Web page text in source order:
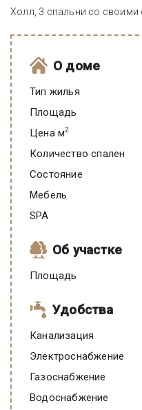
Холл, 3 спальни со своими
О доме
Тип жилья
Площадь
Цена м2
Количество спален
Состояние
Мебель
SPA
Об участке
Площадь
Удобства
Канализация
Электроснабжение
Газоснабжение
Водоснабжение